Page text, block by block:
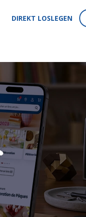
DIREKT LOSLEGEN